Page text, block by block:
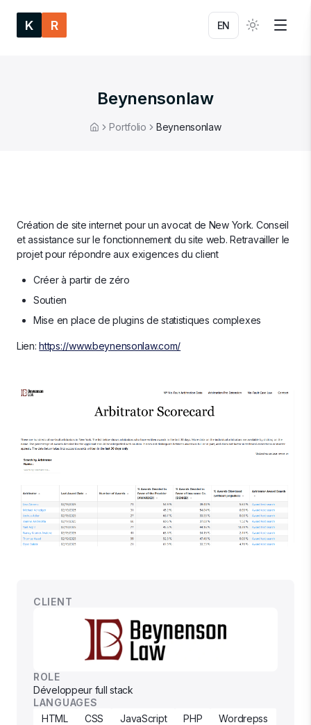
K R EN
Beynensonlaw
Home
Portfolio Beynensonlaw
Création de site internet pour un avocat de New York. Conseil
et assistance sur le fonctionnement du site web. Retravailler le
projet pour répondre aux exigences du client
Créer à partir de zéro
Soutien
Mise en place de plugins de statistiques complexes
Lien:https://www.beynensonlaw.com/
CLIENT
ROLE
Développeur full stack
LANGUAGES
HTML
CSS JavaScript PHP
Wordrepss